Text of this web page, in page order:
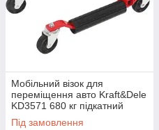
Мобільний візок для
переміщення авто Kraft&Dele
KD3571 680 кг підкатний
ролик для автосервісу
Під замовлення